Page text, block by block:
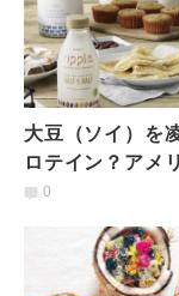
大豆（ソイ）を
ロテイン？アメ
がる「ピープロ
0